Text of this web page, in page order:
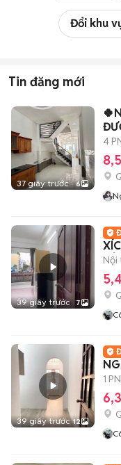
Đổi khu
Tin đăng mới
37 giây trước 6
4
39 giây trước 7
ĐỦ
Nội
39 giây trước 12
1 PN